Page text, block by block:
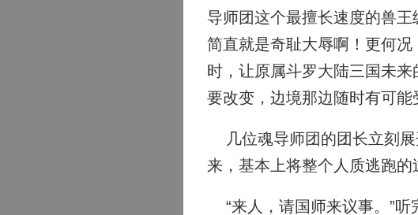
导师团这个最擅长速度的兽
简直就是奇耻大辱啊！更何
时，让原属斗罗大陆三国未
要改变，边境那边随时有可能
几位魂导师团的团长立刻展
来，基本上将整个人质逃跑的
“来人，请国师来议事。”听